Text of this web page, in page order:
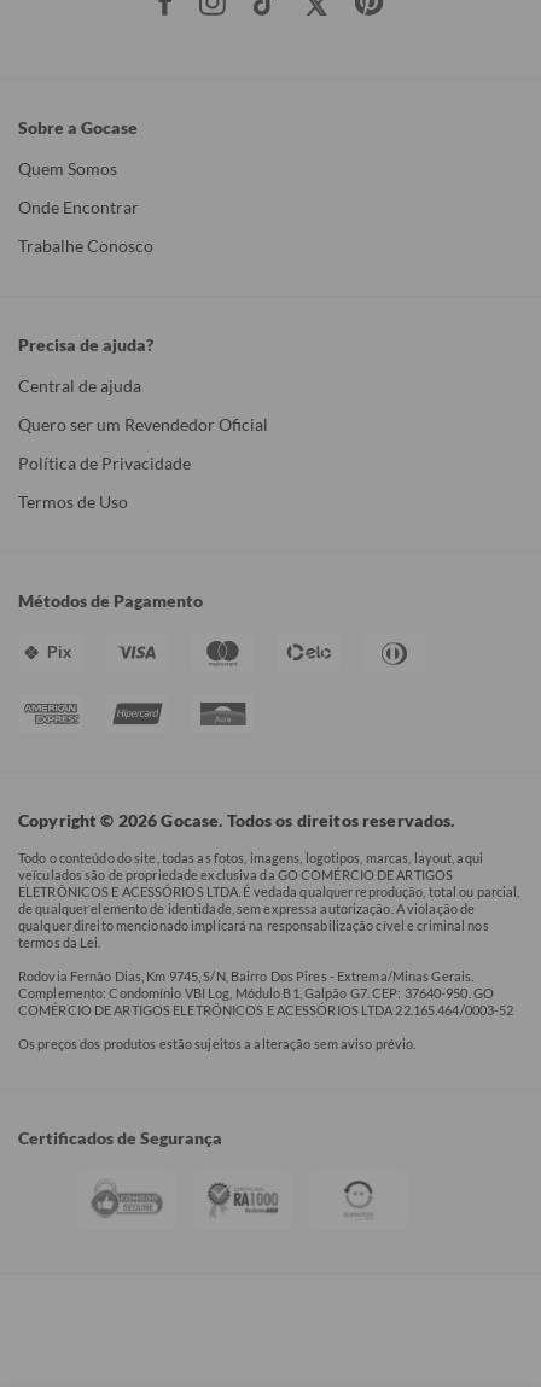
Sobre a Gocase
Quem Somos
Onde Encontrar
Trabalhe Conosco
Precisa de ajuda?
Central de ajuda
Quero ser um Revendedor Oficial
Política de Privacidade
Termos de Uso
Métodos de Pagamento
Pix
Copyright © 2026 Gocase. Todos os direitos reservados.
Todo o conteúdo do site, todas as fotos, imagens, logotipos, marcas, layout, aqui
veículados são de propriedade exclusiva da GO COMÉRCIO DE ARTIGOS
ELETRÔNICOS E ACESSÓRIOS LTDA. É vedada qualquer reprodução, total ou parcial,
de qualquer elemento de identidade, sem expressa autorização. A violação de
qualquer direito mencionado implicará na responsabilização cível e criminal nos
termos da Lei.
Rodovia Fernão Dias, Km 9745, S/N, Bairro Dos Pires - Extrema/Minas Gerais.
Complemento: Condomínio VBI Log, Módulo B1, Galpão G7. CEP: 37640-950. GO
COMÉRCIO DE ARTIGOS ELETRÔNICOS E ACESSÓRIOS LTDA 22.165.464/0003-52
Os preços dos produtos estão sujeitos a alteração sem aviso prévio.
Certificados de Segurança